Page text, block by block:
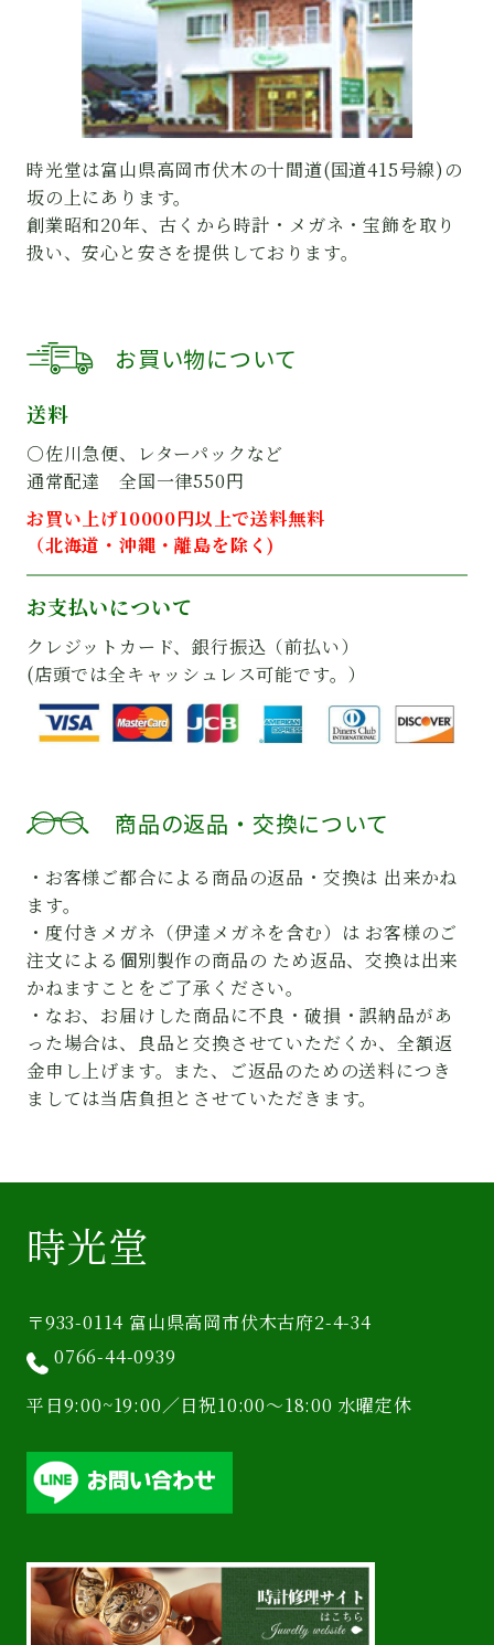
時光堂は富山県高岡市伏木の十間道(国道415号線)の
坂の上にあります。
創業昭和20年、古くから時計・メガネ・宝飾を取り
扱い、安心と安さを提供しております。
お買い物について
送料
○佐川急便、レターパックなど
通常配達 全国一律550円
お買い上げ10000円以上で送料無料
（北海道・沖縄・離島を除く)
お支払いについて
クレジットカード、銀行振込（前払い）
(店頭では全キャッシュレス可能です。）
商品の返品・交換について
・お客様ご都合による商品の返品・交換は 出来かね
ます。
・度付きメガネ（伊達メガネを含む）は お客様のご
注文による個別製作の商品の ため返品、交換は出来
かねますことをご了承ください。
・なお、お届けした商品に不良・破損・誤納品があ
った場合は、良品と交換させていただくか、全額返
金申し上げます。また、ご返品のための送料につき
ましては当店負担とさせていただきます。
時光堂
〒933-0114 富山県高岡市伏木古府2-4-34
0766-44-0939
平日9:00~19:00／日祝10:00〜18:00 水曜定休